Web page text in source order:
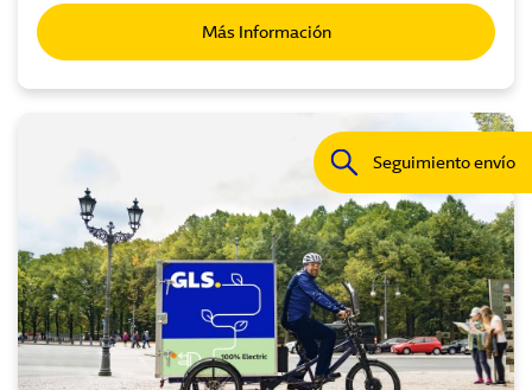
Más Información
Seguimiento envío